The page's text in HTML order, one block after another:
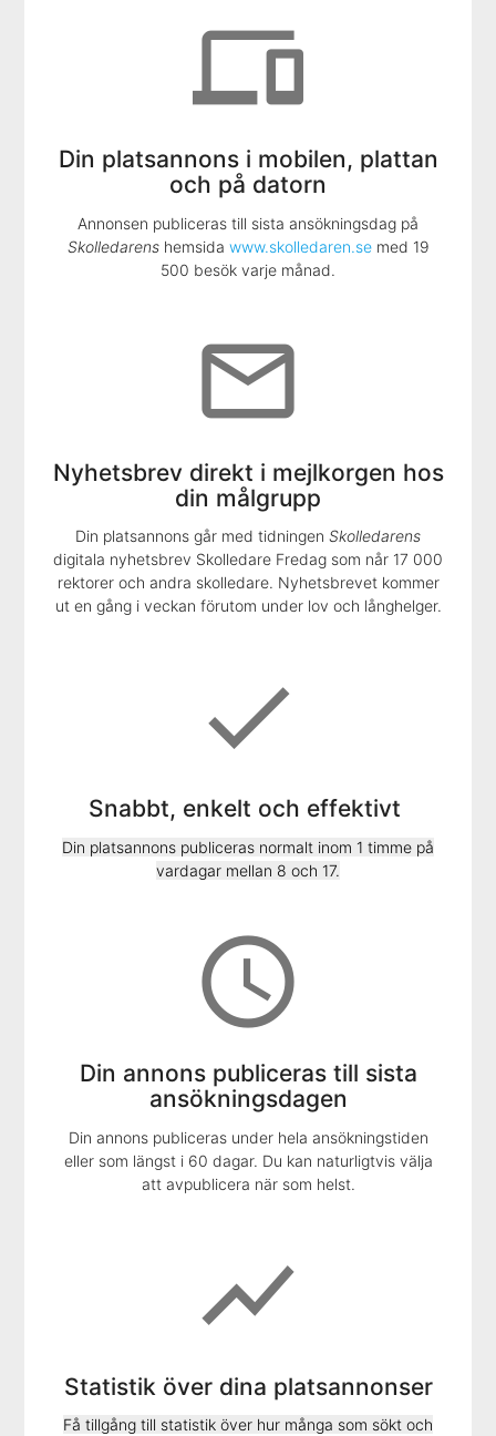
devices
Din platsannons i mobilen, plattan
och på datorn
Annonsen publiceras till sista ansökningsdag på
Skolledarenshemsida www.skolledaren.semed 19
500 besök varje månad.
mail_outline
Nyhetsbrev direkt i mejlkorgen hos
din målgrupp
Din platsannons går med tidningen Skolledarens
digitala nyhetsbrev Skolledare Fredag som når 17 000
rektorer och andra skolledare. Nyhetsbrevet kommer
ut en gång i veckan förutom under lov och långhelger.
check
Snabbt, enkelt och effektivt
Din platsannons publiceras normalt inom 1 timme på
vardagar mellan 8 och 17.
access_time
Din annons publiceras till sista
ansökningsdagen
Din annons publiceras under hela ansökningstiden
eller som längst i 60 dagar. Du kan naturligtvis välja
att avpublicera när som helst.
show_chart
Statistik över dina platsannonser
Få tillgång till statistik över hur många som sökt och